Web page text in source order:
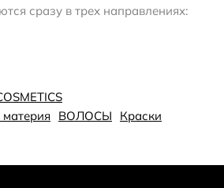
сразу в трех направлениях:
Эффективно
– послойно. Их точная
благодаря неодинаковой
распределяются по всей
ВОЛОСЫ Краски